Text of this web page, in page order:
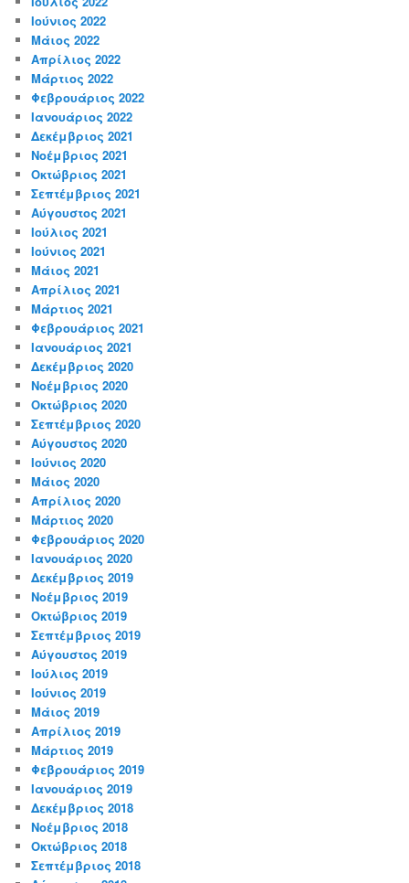
Ιούνιος 2022
Μάιος 2022
Απρίλιος 2022
Μάρτιος 2022
Φεβρουάριος 2022
Ιανουάριος 2022
Δεκέμβριος 2021
Νοέμβριος 2021
Οκτώβριος 2021
Σεπτέμβριος 2021
Αύγουστος 2021
Ιούλιος 2021
Ιούνιος 2021
Μάιος 2021
Απρίλιος 2021
Μάρτιος 2021
Φεβρουάριος 2021
Ιανουάριος 2021
Δεκέμβριος 2020
Νοέμβριος 2020
Οκτώβριος 2020
Σεπτέμβριος 2020
Αύγουστος 2020
Ιούνιος 2020
Μάιος 2020
Απρίλιος 2020
Μάρτιος 2020
Φεβρουάριος 2020
Ιανουάριος 2020
Δεκέμβριος 2019
Νοέμβριος 2019
Οκτώβριος 2019
Σεπτέμβριος 2019
Αύγουστος 2019
Ιούλιος 2019
Ιούνιος 2019
Μάιος 2019
Απρίλιος 2019
Μάρτιος 2019
Φεβρουάριος 2019
Ιανουάριος 2019
Δεκέμβριος 2018
Νοέμβριος 2018
Οκτώβριος 2018
Σεπτέμβριος 2018